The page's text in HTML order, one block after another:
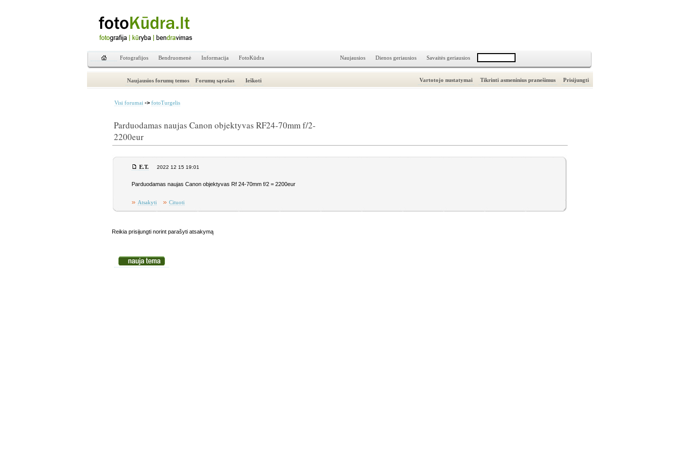
Fotografijos Bendruomenė Informacija FotoKūdra Naujausios Dienos geriausios Savaitės geriausios
Naujausios forumų temos Forumų sąrašas Ieškoti Vartotojo nustatymai Tikrinti asmeninius pranešimus Prisijungti
Visi forumai -> fotoTurgelis
Parduodamas naujas Canon objektyvas RF24-70mm f/2-
2200eur
E.T. 2022 12 15 19:01
Parduodamas naujas Canon objektyvas Rf 24-70mm f/2 = 2200eur
» Atsakyti » Cituoti
Reikia prisijungti norint parašyti atsakymą